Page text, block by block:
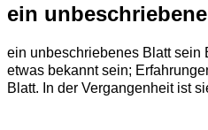
ein
ein unbeschriebenes Blatt sein
etwas bekannt sein;
Blatt. In der Vergangenheit ist